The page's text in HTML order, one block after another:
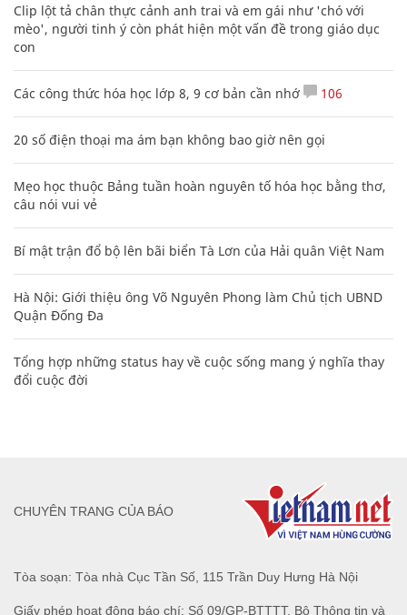
Clip lột tả chân thực cảnh anh trai và em gái như 'chó với
mèo', người tinh ý còn phát hiện một vấn đề trong giáo dục
con
Các công thức hóa học lớp 8, 9 cơ bản cần nhớ 106
20 số điện thoại ma ám bạn không bao giờ nên gọi
Mẹo học thuộc Bảng tuần hoàn nguyên tố hóa học bằng thơ,
câu nói vui vẻ
Bí mật trận đổ bộ lên bãi biển Tà Lơn của Hải quân Việt Nam
Hà Nội: Giới thiệu ông Võ Nguyên Phong làm Chủ tịch UBND
Quận Đống Đa
Tổng hợp những status hay về cuộc sống mang ý nghĩa thay
đổi cuộc đời
Tòa soạn: Tòa nhà Cục Tần Số, 115 Trần Duy Hưng Hà Nội
Giấy phép hoạt động báo chí: Số 09/GP-BTTTT, Bộ Thông tin và
CHUYÊN TRANG CỦA BÁO